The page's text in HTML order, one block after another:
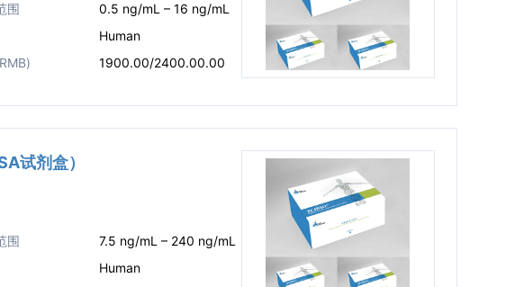
围
0.5 ng/mL – 16 ng/mL
Human
1900.00/2400.00.00
试剂盒）
围
7.5 ng/mL – 240 ng/mL
Human